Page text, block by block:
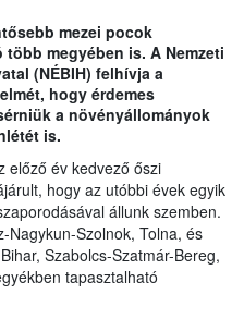
mezei pocok
megyében is. A Nemzeti
(NÉBIH) felhívja a
hogy érdemes
a növényállományok
is.
előző év kedvező őszi
hogy az utóbbi évek egyik
állunk szemben.
Nagykun-Szolnok, Tolna, és
Szabolcs-Szatmár-Bereg,
tapasztalható